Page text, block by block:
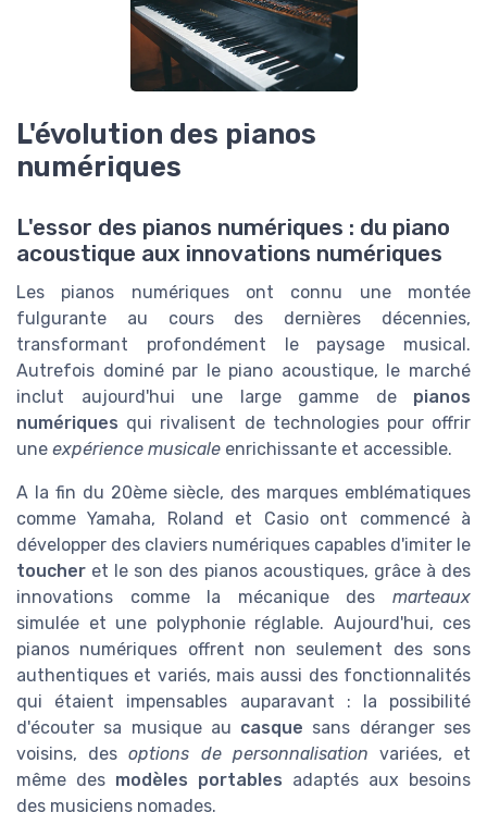
L'évolution des pianos
numériques
L'essor des pianos numériques : du piano
acoustique aux innovations numériques
Les pianos numériques ont connu une montée
fulgurante au cours des dernières décennies,
transformant profondément le paysage musical.
Autrefois dominé par le piano acoustique, le marché
inclut aujourd'hui une large gamme de pianos
numériques qui rivalisent de technologies pour offrir
une expérience musicale enrichissante et accessible.
A la fin du 20ème siècle, des marques emblématiques
comme Yamaha, Roland et Casio ont commencé à
développer des claviers numériques capables d'imiter le
toucher et le son des pianos acoustiques, grâce à des
innovations comme la mécanique des marteaux
simulée et une polyphonie réglable. Aujourd'hui, ces
pianos numériques offrent non seulement des sons
authentiques et variés, mais aussi des fonctionnalités
qui étaient impensables auparavant : la possibilité
d'écouter sa musique au casque sans déranger ses
voisins, desoptions de personnalisation variées, et
même des modèles portables adaptés aux besoins
des musiciens nomades.